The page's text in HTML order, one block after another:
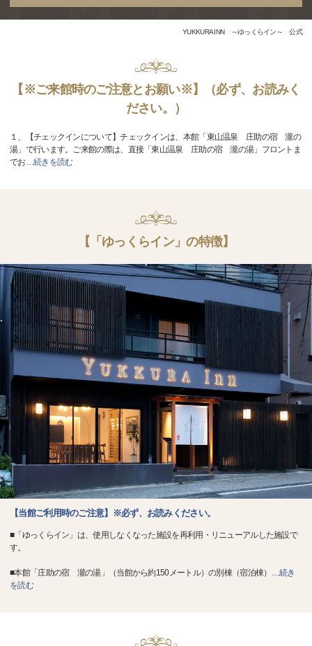
YUKKURA INN ～ゆっくらイン～ 公式
【※ご来館時のご注意とお願い※】（必ず、お読みく
ださい。）
１、【チェックインについて】チェックインは、本館「東山温泉 庄助の宿 瀧の
湯」で行います。ご来館の際は、直接「東山温泉 庄助の宿 瀧の湯」フロントま
でお…続きを読む
【「ゆっくらイン」の特徴】
【当館ご利用時のご注意】※必ず、お読みください。
■「ゆっくらイン」は、使用しなくなった施設を再利用・リニューアルした施設で
す。
■本館「庄助の宿 瀧の湯」（当館から約150メートル）の別棟（宿泊棟） …続き
を読む